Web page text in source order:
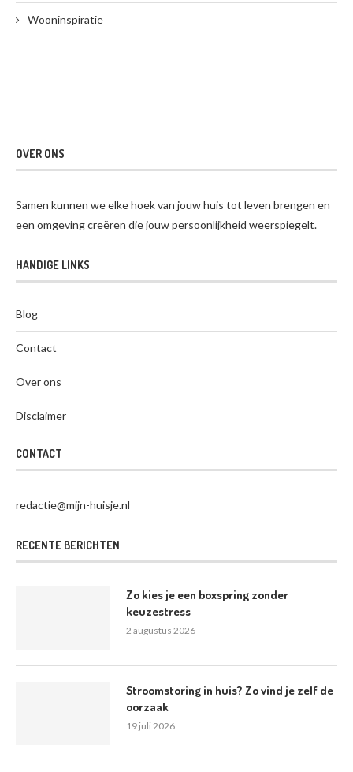
Wooninspiratie
OVER ONS
Samen kunnen we elke hoek van jouw huis tot leven brengen en
een omgeving creëren die jouw persoonlijkheid weerspiegelt.
HANDIGE LINKS
Blog
Contact
Over ons
Disclaimer
CONTACT
redactie@mijn-huisje.nl
RECENTE BERICHTEN
Zo kies je een boxspring zonder
keuzestress
2 augustus 2026
Stroomstoring in huis? Zo vind je zelf de
oorzaak
19 juli 2026